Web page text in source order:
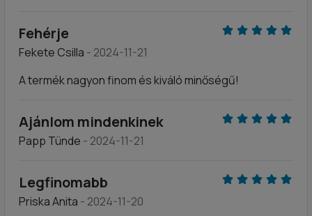
Fehérje
Fekete Csilla - 2024-11-21
A termék nagyon finom és kiváló minőségű!
Ajánlom mindenkinek
Papp Tünde - 2024-11-21
Legfinomabb
Priska Anita - 2024-11-20